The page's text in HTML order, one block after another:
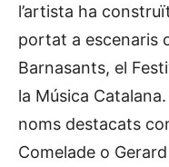
l’artista ha
portat a escenaris
Barnasants, el
la Música
noms destacats
Comelade o